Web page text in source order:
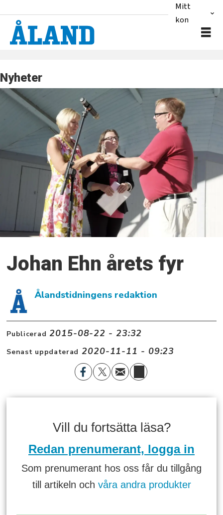
Mitt
konto
Nyheter
Johan Ehn årets fyr
Ålandstidningens redaktion
Publicerad 2015-08-22 - 23:32
Senast uppdaterad 2020-11-11 - 09:23
Vill du fortsätta läsa?
Redan prenumerant, logga in
Som prenumerant hos oss får du tillgång
till artikeln och våra andra produkter